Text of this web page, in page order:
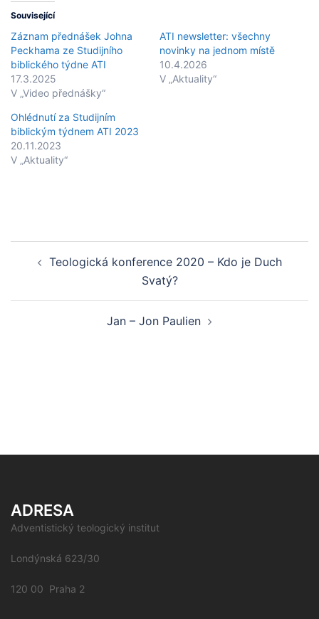
Související
Záznam přednášek Johna
Peckhama ze Studijního
biblického týdne ATI
17.3.2025
V „Video přednášky“
ATI newsletter: všechny
novinky na jednom místě
10.4.2026
V „Aktuality“
Ohlédnutí za Studijním
biblickým týdnem ATI 2023
20.11.2023
V „Aktuality“
navigation
Teologická konference 2020 – Kdo je Duch
Svatý?
Jan – Jon Paulien
ADRESA
Adventistický teologický institut
Londýnská 623/30
120 00 Praha 2